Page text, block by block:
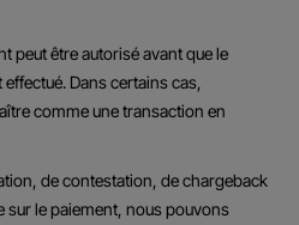
peut être autorisé avant que le
Dans certains cas,
comme une transaction en
de contestation, de chargeback
sur le paiement, nous pouvons